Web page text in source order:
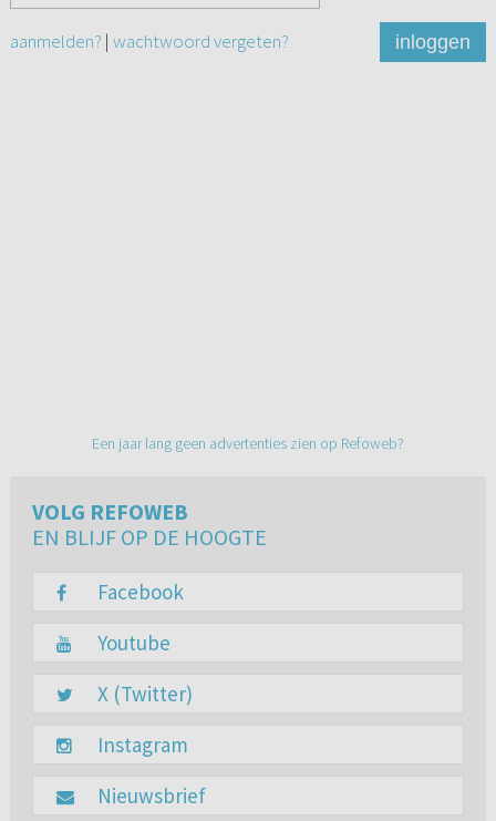
aanmelden? | wachtwoord vergeten? inloggen
Een jaar lang geen advertenties zien op Refoweb?
VOLG REFOWEB
EN BLIJF OP DE HOOGTE
Facebook
Youtube
X (Twitter)
Instagram
Nieuwsbrief